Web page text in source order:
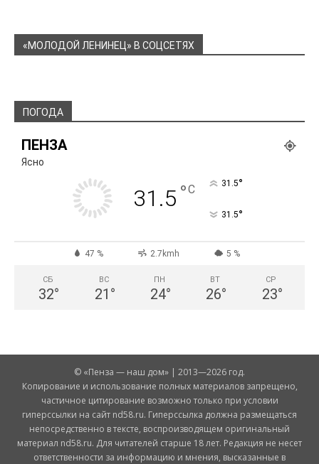
«МОЛОДОЙ ЛЕНИНЕЦ» В СОЦСЕТЯХ
ПОГОДА
ПЕНЗА
Ясно
31.5 °C 31.5°
31.5°
47 % 2.7kmh 5 %
СБ
32°
ВС
21 °
ПН
24°
ВТ
26°
СР
23°
© «Пенза — наш дом» | 2013—2026 год.
Копирование и использование полных материалов запрещено,
частичное цитирование возможно только при условии
гиперссылки на сайт nd58.ru. Гиперссылка должна размещаться
непосредственно в тексте, воспроизводящем оригинальный
материал nd58.ru. Для читателей старше 18 лет. Редакция не несет
ответственности за информацию и мнения, высказанные в